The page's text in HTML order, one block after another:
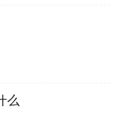
么